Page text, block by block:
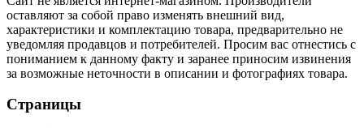
оставляют за собой право изменять внешний вид,
характеристики и комплектацию товара, предварительно не
уведомляя продавцов и потребителей. Просим вас отнестись с
пониманием к данному факту и заранее приносим извинения
за возможные неточности в описании и фотографиях товара.
Страницы